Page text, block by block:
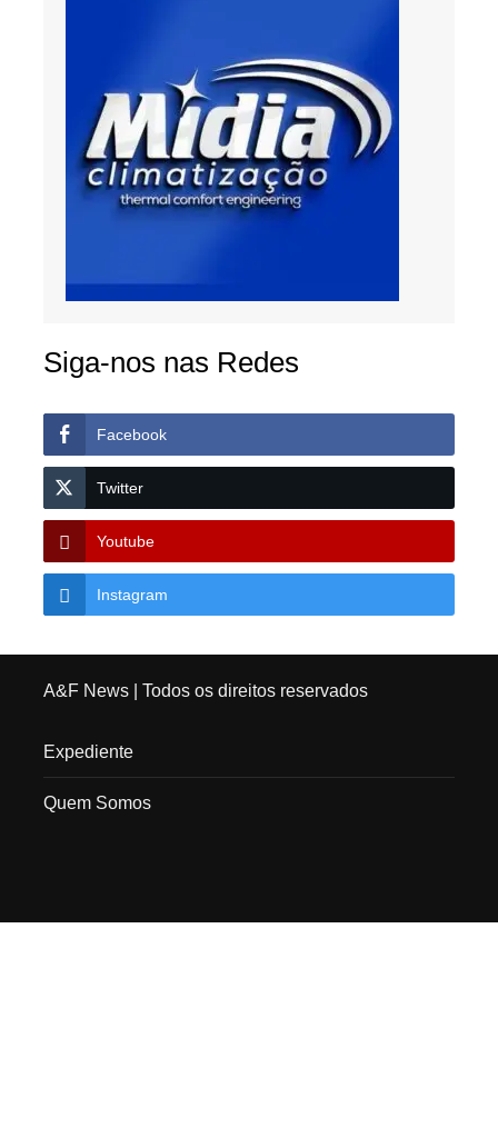
Siga-nos nas Redes
Facebook
Twitter
Youtube
Instagram
A&F News| Todos os direitos reservados
Expediente
Quem Somos